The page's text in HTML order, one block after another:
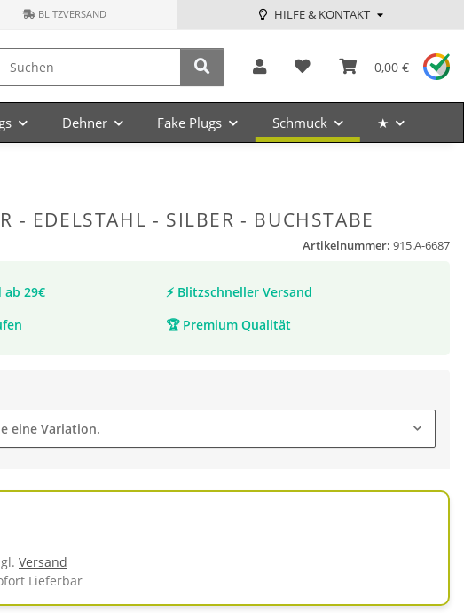
BLITZVERSAND HILFE & KONTAKT
0,00 €
Dehner Fake Plugs Schmuck ★
- EDELSTAHL - SILBER - BUCHSTABE
Artikelnummer: 915.A-6687
ab 29€ ⚡ Blitzschneller Versand
🏆 Premium Qualität
eine Variation.
Versand
Lieferbar